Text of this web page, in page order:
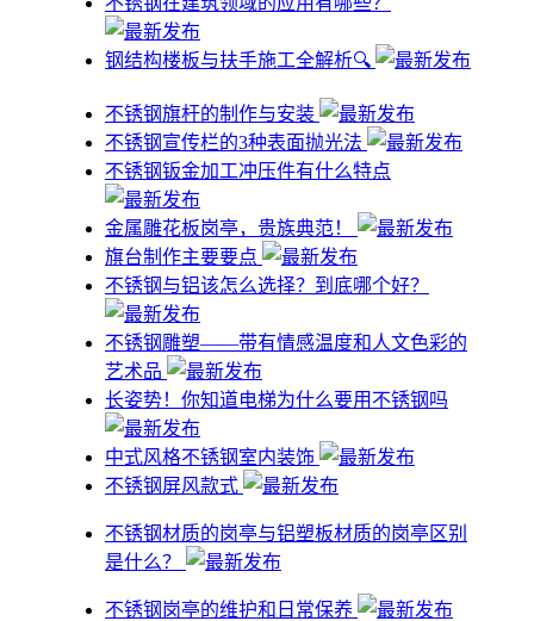
钢结构楼板与扶手施工全解析🔍
不锈钢旗杆的制作与安装
不锈钢宣传栏的3种表面抛光法
不锈钢钣金加工冲压件有什么特点
金属雕花板岗亭，贵族典范！
旗台制作主要要点
不锈钢与铝该怎么选择？到底哪个好？
不锈钢雕塑——带有情感温度和人文色彩的
艺术品
​长姿势！你知道电梯为什么要用不锈钢吗
中式风格不锈钢室内装饰
不锈钢屏风款式
不锈钢材质的岗亭与铝塑板材质的岗亭区别
是什么？
不锈钢岗亭的维护和日常保养